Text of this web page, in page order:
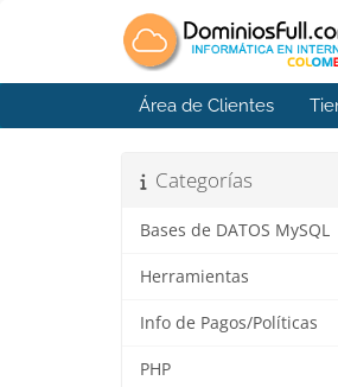
Área de Clientes
Categorías
Bases de DATOS MySQL
Herramientas
Info de Pagos/Políticas
PHP